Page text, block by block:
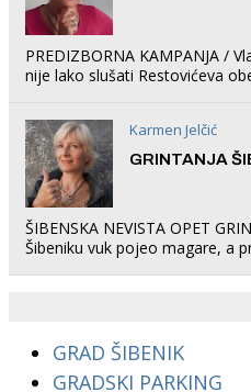
PREDIZBORNA KAMPANJA /
nije lako slušati Restovićeva
Karmen Jelčić
GRINTANJA
ŠIBENSKA NEVISTA OPET
Šibeniku vuk pojeo magare, a
GRAD ŠIBENIK
GRADSKI PARKING